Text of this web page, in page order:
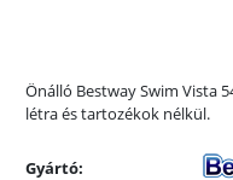
Önálló Bestway Swim Vista
létra és tartozékok nélkül.
Gyártó: